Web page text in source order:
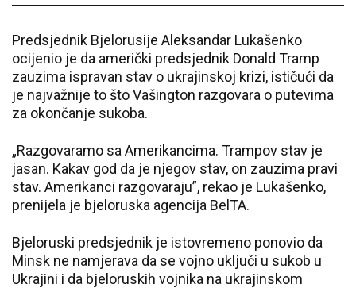
Predsjednik Bjelorusije Aleksandar Lukašenko
ocijenio je da američki predsjednik Donald Tramp
zauzima ispravan stav o ukrajinskoj krizi, ističući da
je najvažnije to što Vašington razgovara o putevima
za okončanje sukoba.
„Razgovaramo sa Amerikancima. Trampov stav je
jasan. Kakav god da je njegov stav, on zauzima pravi
stav. Amerikanci razgovaraju”, rekao je Lukašenko,
prenijela je bjeloruska agencija BelTA.
Bjeloruski predsjednik je istovremeno ponovio da
Minsk ne namjerava da se vojno uključi u sukob u
Ukrajini i da bjeloruskih vojnika na ukrajinskom